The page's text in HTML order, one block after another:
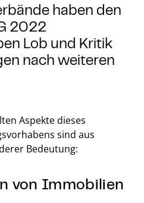
haben den
2022
Lob und Kritik
nach weiteren
Aspekte dieses
sind aus
Bedeutung:
von Immobilien